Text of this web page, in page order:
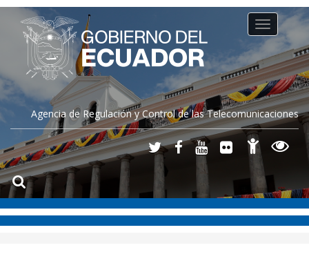
Agencia de Regulación y Control de las Telecomunicaciones
Toggle
navigation